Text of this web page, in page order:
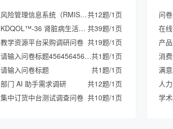
风险管理信息系统（RMIS）有效性调查问卷（2026年）共12题/1页
KDQOL™-36 肾脏病生活质量简式量表（中文普通话版） 共39题/1页
教学资源平台采购调研问卷 共19题/1页
请输入问卷标题45645645645646共1题/1页
请输入问卷标题
共1题/1页
部门 AI 助手需求调研
共12题/1页
集中订货中台测试调查问卷 共10题/1页
问
在
产
消
满
人
学